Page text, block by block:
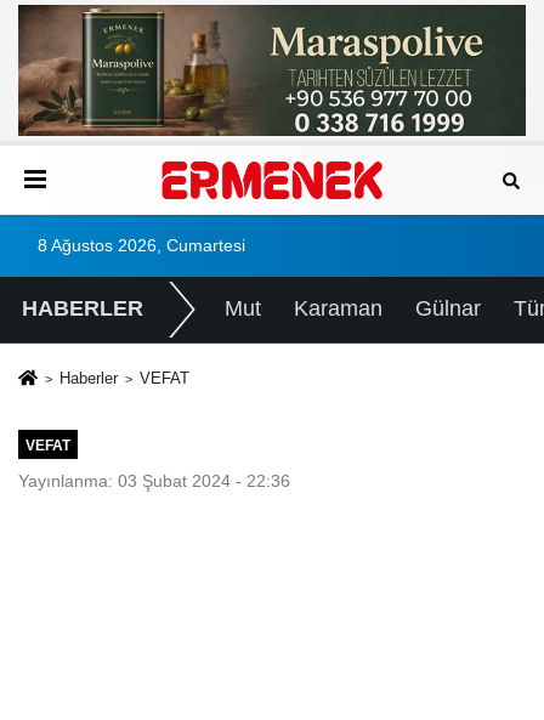
8 Ağustos 2026, Cumartesi
HABERLER Mut Karaman Gülnar
Haberler VEFAT
VEFAT
Yayınlanma: 03 Şubat 2024 - 22:36